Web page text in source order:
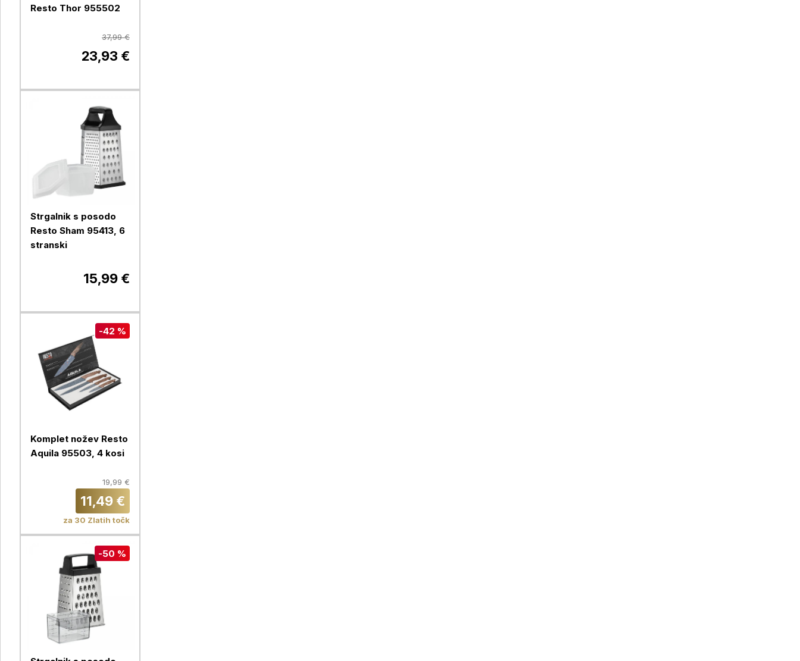
Resto Thor 955502
37,99 €
23,93 €
Strgalnik s posodo
Resto Sham 95413, 6
stranski
15,99 €
-42 %
Komplet nožev Resto
Aquila 95503, 4 kosi
19,99 €
11,49 €
za 30 Zlatih točk
-50 %